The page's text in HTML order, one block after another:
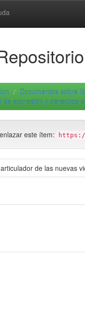
Documentos sobre
expresión y derechos
este ítem: https://
de las nuevas